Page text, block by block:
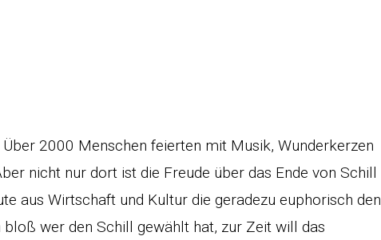
Über 2000 Menschen feierten mit Musik, Wunderkerzen
nicht nur dort ist die Freude über das Ende von Schill
aus Wirtschaft und Kultur die geradezu euphorisch den
wer den Schill gewählt hat, zur Zeit will das